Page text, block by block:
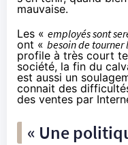
mauvaise.
Les « employés sont
ont « besoin de tourner
profile à très court
société, la fin du
est aussi un
connait des
des ventes par
« Une